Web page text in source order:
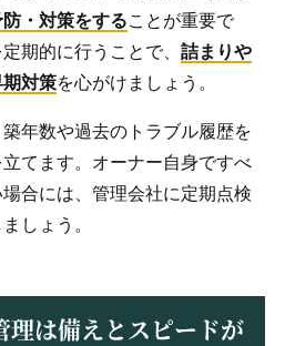
防・対策をすることが重要で
期的に行うことで、 詰まりや
対策を心がけましょう。
年数や過去のトラブル履歴を
てます。オーナー自身ですべ
合には、管理会社に定期点検
しょう。
理は備えとスピードが